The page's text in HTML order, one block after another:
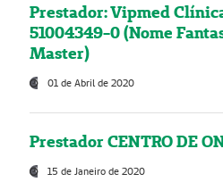
Prestador: Vipmed
51004349-0 (Nome
Master)
01 de Abril de 2020
Prestador CENTRO DE
15 de Janeiro de 2020